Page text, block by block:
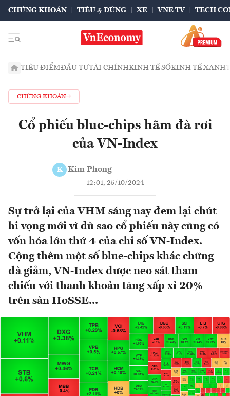
CHỨNG KHOÁN TIÊU & DÙNG XE VNE TV TECH
TIÊU ĐIỂMĐẦU TƯTÀI CHÍNHKINH TẾ SỐKINH TẾ XANH
CHỨNG KHOÁN
Cổ phiếu blue-chips hãm đà rơi
của VN-Index
K Kim Phong
12:01, 25/10/2024
Sự trở lại của VHM sáng nay đem lại chút
hi vọng mới vì dù sao cổ phiếu này cũng có
vốn hóa lớn thứ 4 của chỉ số VN-Index.
Cộng thêm một số blue-chips khác chững
đà giảm, VN-Index được neo sát tham
chiếu với thanh khoản tăng xấp xỉ 20%
trên sàn HoSSE...